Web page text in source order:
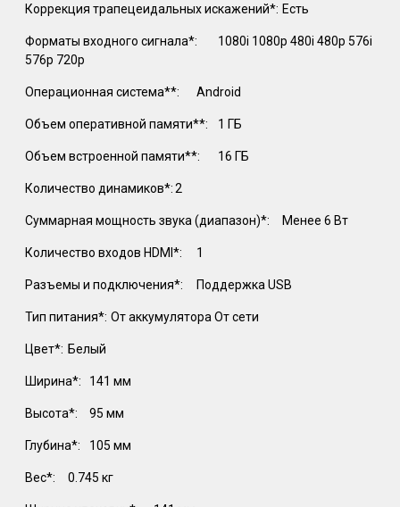
Коррекция трапецеидальных искажений*: Есть
Форматы входного сигнала*:
1080i 1080p 480i 480p 576i
576p 720p
Операционная система**: Android
Объем оперативной памяти**: 1 ГБ
Объем встроенной памяти**: 16 ГБ
Количество динамиков*:2
Суммарная мощность звука (диапазон)*: Менее 6 Вт
Количество входов HDMI*: 1
Разъемы и подключения*: Поддержка USB
Тип питания*: От аккумулятора От сети
Цвет*: Белый
Ширина*: 141 мм
Высота*: 95 мм
Глубина*: 105 мм
Вес*: 0.745 кг